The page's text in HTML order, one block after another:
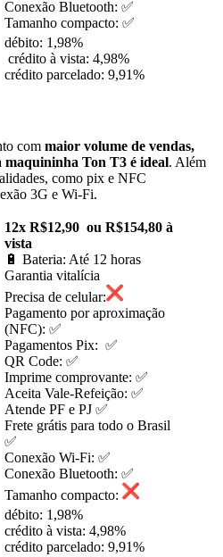
Conexão Bluetooth: ✅
Tamanho compacto: ✅
débito: 1,98%
crédito à vista: 4,98%
crédito parcelado: 9,91%
com maior volume de vendas,
maquininha Ton T3 é ideal. Além
como pix e NFC
3G e Wi-Fi.
12x R$12,90 ou R$154,80 à
vista
🔋 Bateria: Até 12 horas
Garantia vitalícia
Precisa de celular:
Pagamento por aproximação
(NFC): ✅
Pagamentos Pix: ✅
QR Code: ✅
Imprime comprovante: ✅
Aceita Vale-Refeição: ✅
Atende PF e PJ ✅
Frete grátis para todo o Brasil
✅
Conexão Wi-Fi: ✅
Conexão Bluetooth: ✅
Tamanho compacto:
débito: 1,98%
crédito à vista: 4,98%
crédito parcelado: 9,91%